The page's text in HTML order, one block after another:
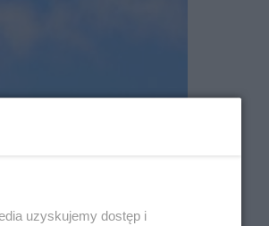
uzyskujemy dostęp i